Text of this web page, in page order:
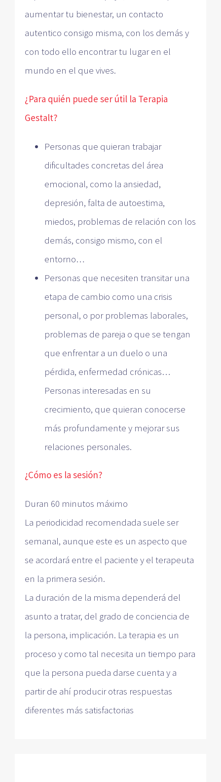
aumentar tu bienestar, un contacto
autentico consigo misma, con los demás y
con todo ello encontrar tu lugar en el
mundo en el que vives.
¿Para quién puede ser útil la Terapia
Gestalt?
Personas que quieran trabajar
dificultades concretas del área
emocional, como la ansiedad,
depresión, falta de autoestima,
miedos, problemas de relación con los
demás, consigo mismo, con el
entorno…
Personas que necesiten transitar una
etapa de cambio como una crisis
personal, o por problemas laborales,
problemas de pareja o que se tengan
que enfrentar a un duelo o una
pérdida, enfermedad crónicas…
Personas interesadas en su
crecimiento, que quieran conocerse
más profundamente y mejorar sus
relaciones personales.
¿Cómo es la sesión?
Duran 60 minutos máximo
La periodicidad recomendada suele ser
semanal, aunque este es un aspecto que
se acordará entre el paciente y el terapeuta
en la primera sesión.
La duración de la misma dependerá del
asunto a tratar, del grado de conciencia de
la persona, implicación. La terapia es un
proceso y como tal necesita un tiempo para
que la persona pueda darse cuenta y a
partir de ahí producir otras respuestas
diferentes más satisfactorias